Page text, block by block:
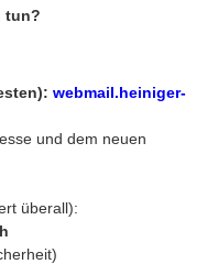
tun?
webmail.heiniger-
und dem neuen
überall):